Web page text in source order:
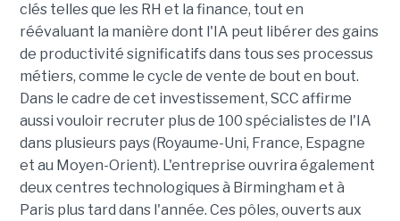
clés telles que les RH et la finance, tout en
réévaluant la manière dont l'IA peut libérer des gains
de productivité significatifs dans tous ses processus
métiers, comme le cycle de vente de bout en bout.
Dans le cadre de cet investissement, SCC affirme
aussi vouloir recruter plus de 100 spécialistes de l'IA
dans plusieurs pays (Royaume-Uni, France, Espagne
et au Moyen-Orient). L'entreprise ouvrira également
deux centres technologiques à Birmingham et à
Paris plus tard dans l'année. Ces pôles, ouverts aux